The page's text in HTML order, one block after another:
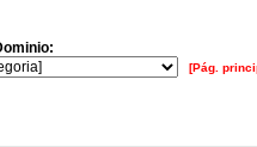
[Pág.